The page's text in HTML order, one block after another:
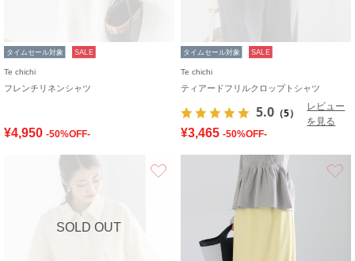
タイムセール対象 SALE
Te chichi
フレンチリネンシャツ
¥4,950 -50%OFF-
タイムセール対象 SALE
Te chichi
ティアードフリルクロップトシャツ
5.0 （5）
レビュー
を見る
¥3,465 -50%OFF-
SOLD OUT